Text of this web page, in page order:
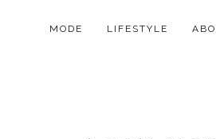
MODE LIFESTYLE